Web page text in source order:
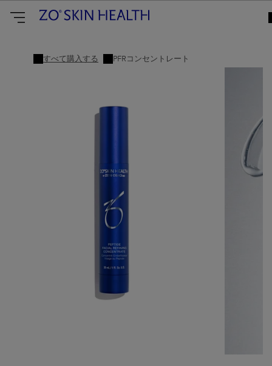
すべて購入する PFRコンセントレート